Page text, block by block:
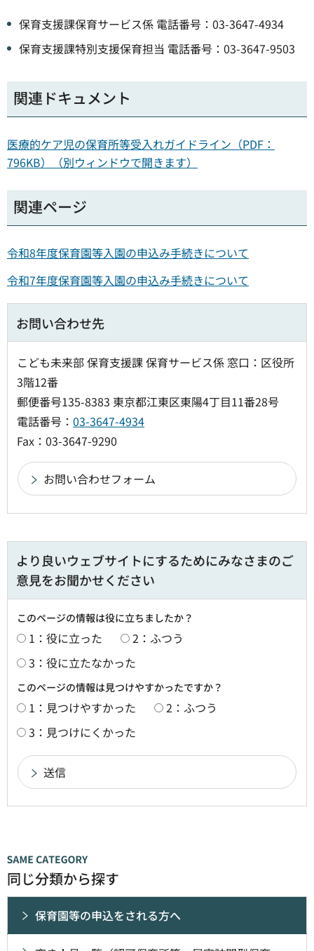
保育支援課保育サービス係 電話番号：03-3647-4934
保育支援課特別支援保育担当 電話番号：03-3647-9503
関連ドキュメント
医療的ケア児の保育所等受入れガイドライン（PDF：
796KB）（別ウィンドウで開きます）
関連ページ
令和8年度保育園等入園の申込み手続きについて
令和7年度保育園等入園の申込み手続きについて
お問い合わせ先
こども未来部 保育支援課 保育サービス係 窓口：区役所
3階12番
郵便番号135-8383 東京都江東区東陽4丁目11番28号
電話番号： 03-3647-4934
Fax：03-3647-9290
より良いウェブサイトにするためにみなさまのご
意見をお聞かせください
このページの情報は役に立ちましたか？
1：役に立った
2：ふつう
3：役に立たなかった
このページの情報は見つけやすかったですか？
1：見つけやすかった
2：ふつう
3：見つけにくかった
同じ分類から探す
保育園等の申込をされる方へ